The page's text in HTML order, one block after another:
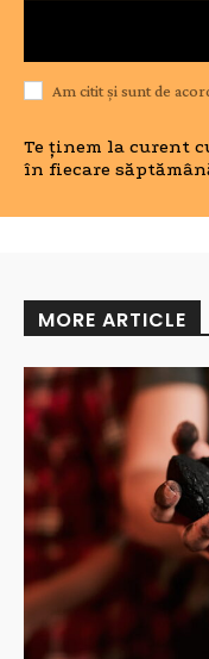
Am citit și sunt de
Te ținem la curent
în fiecare
MORE ARTICLE